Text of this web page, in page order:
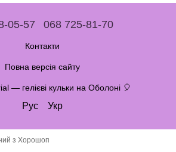
05-57 068 725-81-70
Контакти
Повна версія сайту
— гелієві кульки на Оболоні 🎈
Рус Укр
з Хорошоп